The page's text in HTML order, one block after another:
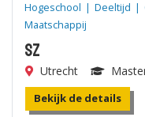
Hogeschool | Deeltijd |
Maatschappij
SZ
Utrecht
Bekijk de details